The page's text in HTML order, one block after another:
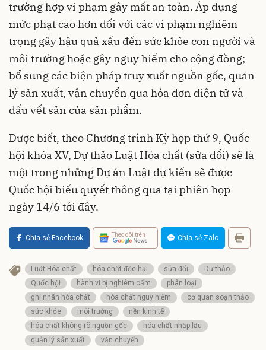
trường hợp vi phạm gây mất an toàn. Áp dụng
mức phạt cao hơn đối với các vi phạm nghiêm
trọng gây hậu quả xấu đến sức khỏe con người và
môi trường hoặc gây nguy hiểm cho cộng đồng;
bổ sung các biện pháp truy xuất nguồn gốc, quản
lý sản xuất, vận chuyển qua hóa đơn điện tử và
dấu vết sản của sản phẩm.
Được biết, theo Chương trình Kỳ họp thứ 9, Quốc
hội khóa XV, Dự thảo Luật Hóa chất (sửa đổi) sẽ là
một trong những Dự án Luật dự kiến sẽ được
Quốc hội biểu quyết thông qua tại phiên họp
ngày 14/6 tới đây.
Chia sẻ Facebook Theo dõi trên Chia sẻ Zalo
Luật Hóa chất hóa chất độc hại sửa đổi
Dự thảo
Quốc hội
hành vi bị nghiêm cấm
phân loại
ghi nhãn hóa chất
hóa chất nguy hiểm
cơ quan soạn thảo
sức khỏe
môi trường
nền kinh tế
hóa chất không rõ nguồn gốc
hóa chất nhập lậu
quản lý sản xuất
vận chuyển